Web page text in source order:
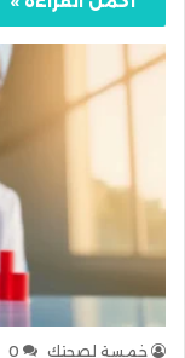
خمسة لصحتك 0